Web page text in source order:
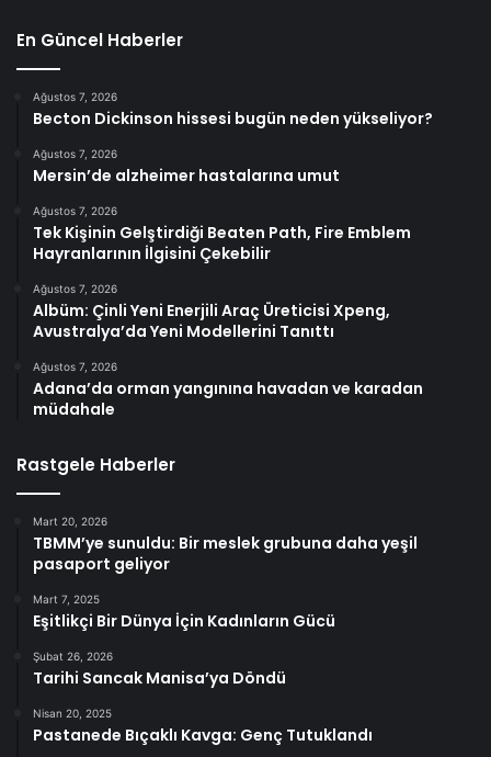
En Güncel Haberler
Ağustos 7, 2026
Becton Dickinson hissesi bugün neden yükseliyor?
Ağustos 7, 2026
Mersin’de alzheimer hastalarına umut
Ağustos 7, 2026
Tek Kişinin Gelştirdiği Beaten Path, Fire Emblem
Hayranlarının İlgisini Çekebilir
Ağustos 7, 2026
Albüm: Çinli Yeni Enerjili Araç Üreticisi Xpeng,
Avustralya’da Yeni Modellerini Tanıttı
Ağustos 7, 2026
Adana’da orman yangınına havadan ve karadan
müdahale
Rastgele Haberler
Mart 20, 2026
TBMM’ye sunuldu: Bir meslek grubuna daha yeşil
pasaport geliyor
Mart 7, 2025
Eşitlikçi Bir Dünya İçin Kadınların Gücü
Şubat 26, 2026
Tarihi Sancak Manisa’ya Döndü
Nisan 20, 2025
Pastanede Bıçaklı Kavga: Genç Tutuklandı